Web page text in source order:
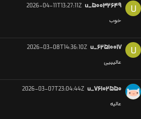
U u_۵۰۰۳۲۶۴۹ 2026-04-11T13:27:11Z
خوب
U u_۶۲۵۱۰۰۱۷ 2026-03-08T14:36:10Z
عالیییی
u_۷۶۱۰۲۵۵۰ 2026-03-07T23:04:44Z
عالیه